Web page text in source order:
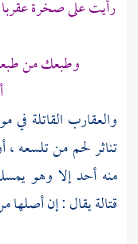
رأيت على صخرة
وطبعك من
والعقارب القاتلة
تناثر لحم من تلسعه
منه أحد إلا وهو
قتالة يقال : إن